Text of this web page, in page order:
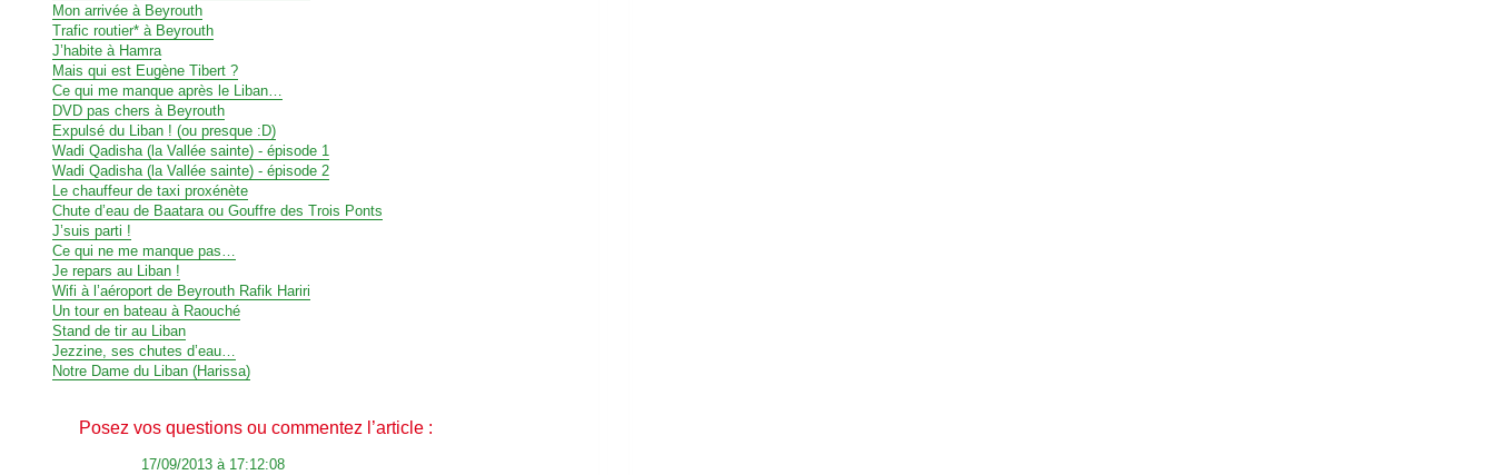
Mon arrivée à Beyrouth
Trafic routier* à Beyrouth
J’habite à Hamra
Mais qui est Eugène Tibert ?
Ce qui me manque après le Liban…
DVD pas chers à Beyrouth
Expulsé du Liban ! (ou presque :D)
Wadi Qadisha (la Vallée sainte) - épisode 1
Wadi Qadisha (la Vallée sainte) - épisode 2
Le chauffeur de taxi proxénète
Chute d’eau de Baatara ou Gouffre des Trois Ponts
J’suis parti !
Ce qui ne me manque pas…
Je repars au Liban !
Wifi à l’aéroport de Beyrouth Rafik Hariri
Un tour en bateau à Raouché
Stand de tir au Liban
Jezzine, ses chutes d’eau…
Notre Dame du Liban (Harissa)
Posez vos questions ou commentez l’article :
17/09/2013 à 17:12:08